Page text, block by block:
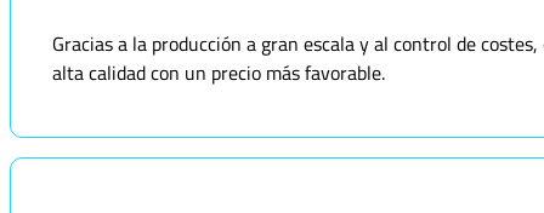
Gracias a la producción a gran escala y al control de
alta calidad con un precio más favorable.